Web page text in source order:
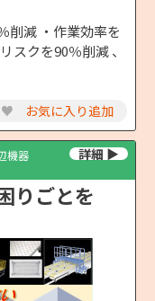
削減 ・作業効率を
スクを90％削減 、
♥ お気に入り追加
機器
りごとを